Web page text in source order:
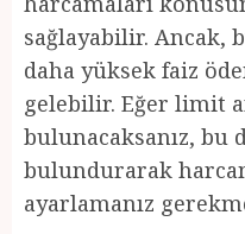
sağlayabilir. Ancak,
daha yüksek faiz
gelebilir. Eğer limit
bulunacaksanız, bu
bulundurarak
ayarlamanız